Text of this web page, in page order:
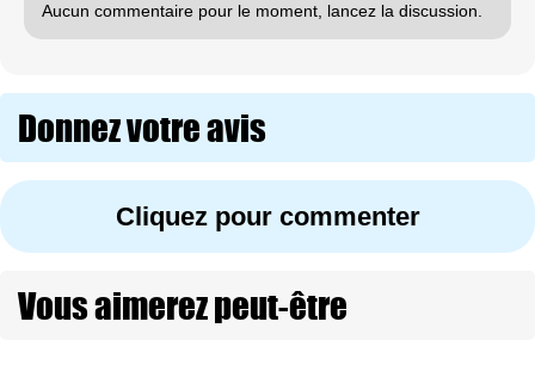
Aucun commentaire pour le moment, lancez la discussion.
Donnez votre avis
Cliquez pour commenter
Vous aimerez peut-être